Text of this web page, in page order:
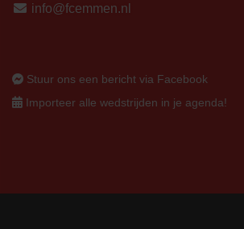
info@fcemmen.nl
Stuur ons een bericht via Facebook
Importeer alle wedstrijden in je agenda!